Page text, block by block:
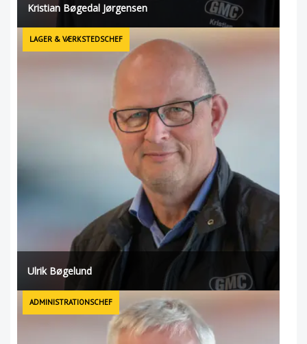
Kristian Bøgedal Jørgensen
LAGER & VÆRKSTEDSCHEF
Ulrik Bøgelund
ADMINISTRATIONSCHEF